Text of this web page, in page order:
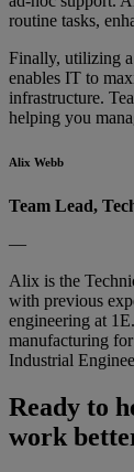
routine tasks,
Finally, utilizing a
enables IT to
infrastructure.
helping you
Alix Webb
Team Lead,
—
Alix is the
with previous
engineering at
manufacturing
Industrial
Ready to
work